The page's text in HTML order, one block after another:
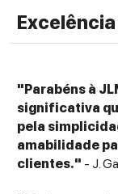
Excelência
"Parabéns à
significativa
pela
amabilidade
clientes." - J.